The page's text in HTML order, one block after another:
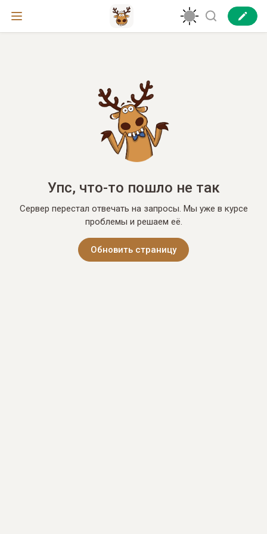
Упс, что-то пошло не так
Сервер перестал отвечать на запросы. Мы уже в курсе
проблемы и решаем её.
Обновить страницу